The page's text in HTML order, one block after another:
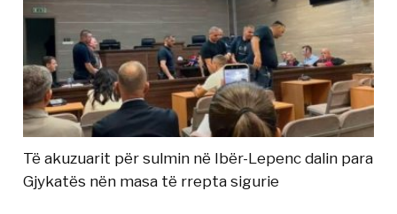
Të akuzuarit për sulmin në Ibër-Lepenc dalin para
Gjykatës nën masa të rrepta sigurie